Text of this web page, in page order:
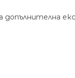
допълнителна